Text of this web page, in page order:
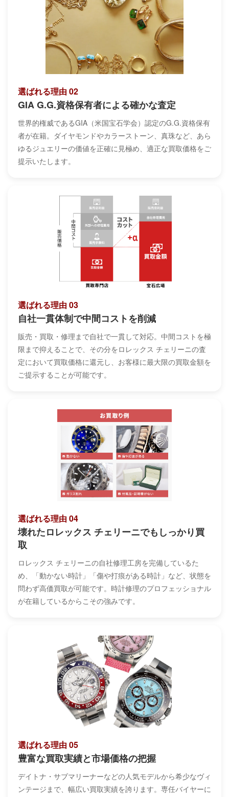
選ばれる理由 02
GIA G.G.資格保有者による確かな査定
世界的権威であるGIA（米国宝石学会）認定のG.G.資格保有
者が在籍。ダイヤモンドやカラーストーン、真珠など、あら
ゆるジュエリーの価値を正確に見極め、適正な買取価格をご
提示いたします。
選ばれる理由 03
自社一貫体制で中間コストを削減
販売・買取・修理まで自社で一貫して対応。中間コストを極
限まで抑えることで、その分をロレックス チェリーニの査
定において買取価格に還元し、お客様に最大限の買取金額を
ご提示することが可能です。
選ばれる理由 04
壊れたロレックス チェリーニでもしっかり買
取
ロレックス チェリーニの自社修理工房を完備しているた
め、「動かない時計」「傷や打痕がある時計」など、状態を
問わず高価買取が可能です。時計修理のプロフェッショナル
が在籍しているからこその強みです。
選ばれる理由 05
豊富な買取実績と市場価格の把握
デイトナ・サブマリーナーなどの人気モデルから希少なヴィ
ンテージまで、幅広い買取実績を誇ります。専任バイヤーに